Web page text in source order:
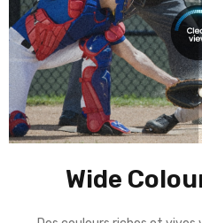
Wide